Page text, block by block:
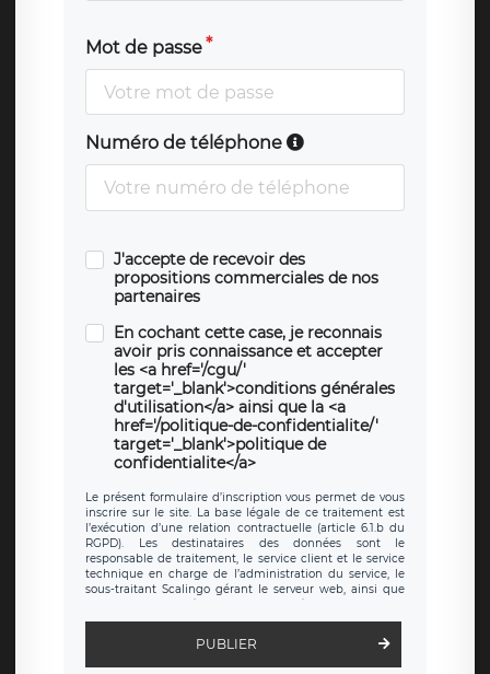
Mot de passe
Numéro de téléphone
J'accepte de recevoir des
propositions commerciales de nos
partenaires
En cochant cette case, je reconnais
avoir pris connaissance et accepter
les <a href='/cgu/'
target='_blank'>conditions générales
d'utilisation</a> ainsi que la <a
href='/politique-de-confidentialite/'
target='_blank'>politique de
confidentialite</a>
Le présent formulaire d’inscription vous permet de vous
inscrire sur le site. La base légale de ce traitement est
l’exécution d’une relation contractuelle (article 6.1.b du
RGPD). Les destinataires des données sont le
responsable de traitement, le service client et le service
technique en charge de l’administration du service, le
sous-traitant Scalingo gérant le serveur web, ainsi que
toute personne légalement autorisée. Le formulaire
d’inscription est hébergé sur un serveur hébergé par
clauses de
protection conformes au RGPD
. Les données collectées
sont conservées jusqu’à ce que l’Internaute en sollicite la
PUBLIER